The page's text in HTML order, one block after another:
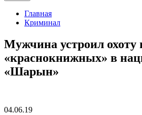
Главная
Криминал
Мужчина устроил охоту
«краснокнижных» в
«Шарын»
04.06.19